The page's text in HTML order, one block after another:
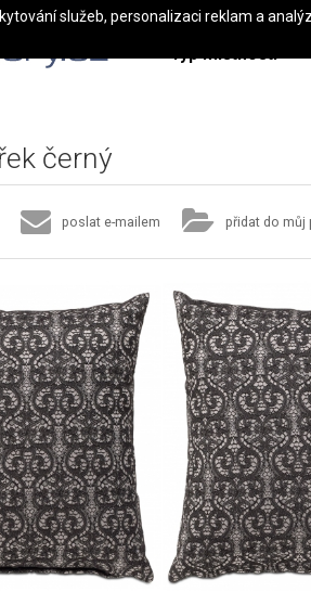
Typ místnosti
černý
poslat e-mailem přidat do můj
služeb, personalizaci reklam a